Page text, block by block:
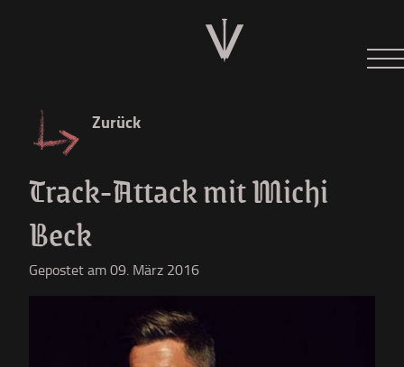
Tour 2026
Der W
Diskographie
Shop
Zurück
Track-Attack mit Michi
Beck
Gepostet am 09. März 2016